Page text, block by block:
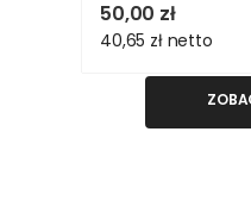
50,00 zł
40,65 zł netto